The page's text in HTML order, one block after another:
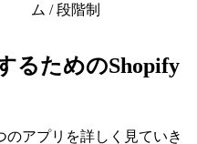
ム / 段階制
るためのShopify
のアプリを詳しく見ていき